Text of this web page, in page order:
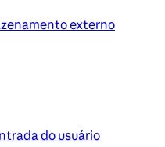
externo
do usuário